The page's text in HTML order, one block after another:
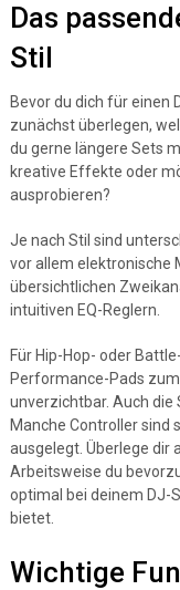
Das
Stil
Bevor du dich für einen
zunächst überlegen,
du gerne längere Sets
kreative Effekte oder
ausprobieren?
Je nach Stil sind
vor allem elektronische
übersichtlichen
intuitiven EQ-Reglern.
Für Hip-Hop- oder
Performance-Pads
unverzichtbar. Auch
Manche Controller sind
ausgelegt. Überlege dir
Arbeitsweise du
optimal bei deinem DJ-
bietet.
Wichtige